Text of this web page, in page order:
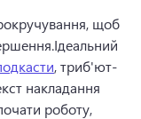
щоб
, триб'ют-
накладання
роботу,